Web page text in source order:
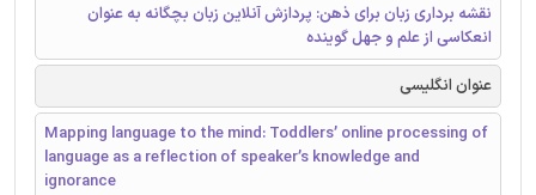
نقشه برداری زبان برای ذهن: پردازش آنلاین زبان بچگانه به عنوان
انعکاسی از علم و جهل گوینده
عنوان انگلیسی
Mapping language to the mind: Toddlers’ online processing of
language as a reflection of speaker’s knowledge and
ignorance